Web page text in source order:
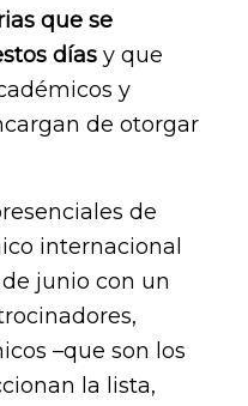
que se
díasy que
y
de otorgar
de
internacional
junio con un
–que son los
la lista,